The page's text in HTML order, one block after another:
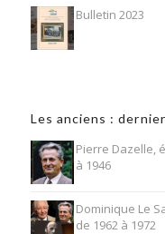
Bulletin 2023
Les anciens :
Pierre Dazelle,
à 1946
Dominique Le
de 1962 à 1972